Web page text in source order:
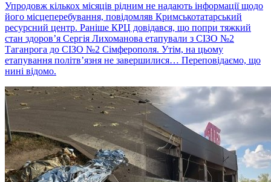
Упродовж кількох місяців рідним не надають інформації щодо
його місцеперебування, повідомляв Кримськотатарський
ресурсний центр. Раніше КРЦ довідався, що попри тяжкий
стан здоров’я Сергія Лихоманова етапували з СІЗО №2
Таганрога до СІЗО №2 Сімферополя. Утім, на цьому
етапування політвʼязня не завершилися… Переповідаємо, що
нині відомо.